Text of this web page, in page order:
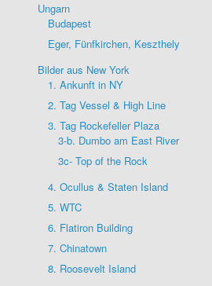
Ungarn
Budapest
Eger, Fünfkirchen, Keszthely
Bilder aus New York
1. Ankunft in NY
2. Tag Vessel & High Line
3. Tag Rockefeller Plaza
3-b. Dumbo am East River
3c- Top of the Rock
4. Ocullus & Staten Island
5. WTC
6. Flatiron Building
7. Chinatown
8. Roosevelt Island